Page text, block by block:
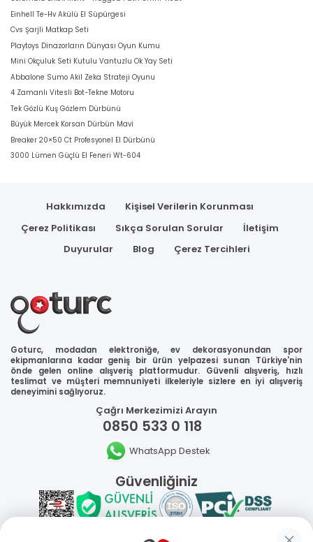
Einhell Te-Hv Akülü El Süpürgesi
Cvs Şarjli Matkap Seti
Playtoys Dinazorların Dünyası Oyun Kumu
Mini Okçuluk Seti Kutulu Vantuzlu Ok Yay Seti
Abbalone Sumo Akil Zeka Strateji Oyunu
4 Zamanlı Vitesli Bot-Tekne Motoru
Tek Gözlü Kuş Gözlem Dürbünü
Büyük Mercek Korsan Dürbün Mavi
Breaker 20×50 Ct Profesyonel El Dürbünü
3000 Lümen Güçlü El Feneri Wt-604
Hakkımızda
Kişisel Verilerin Korunması
Çerez Politikası
Sıkça Sorulan Sorular
İletişim
Duyurular
Blog Çerez Tercihleri
Goturc, modadan elektroniğe, ev dekorasyonundan spor
ekipmanlarına kadar geniş bir ürün yelpazesi sunan Türkiye'nin
önde gelen online alışveriş platformudur. Güvenli alışveriş, hızlı
teslimat ve müşteri memnuniyeti ilkeleriyle sizlere en iyi alışveriş
deneyimini sağlıyoruz.
Çağrı Merkezimizi Arayın
0850 533 0 118
WhatsApp Destek
Güvenliğiniz